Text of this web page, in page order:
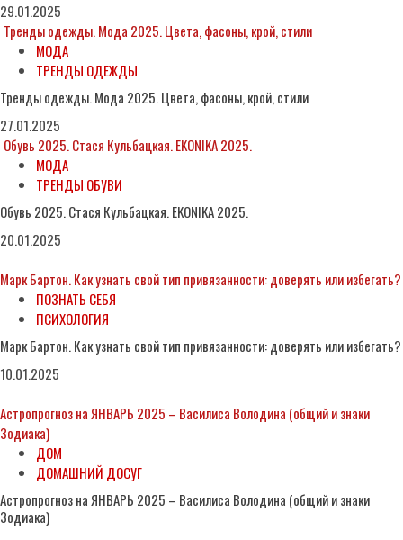
29.01.2025
Тренды одежды. Мода 2025. Цвета, фасоны, крой, стили
МОДА
ТРЕНДЫ ОДЕЖДЫ
Тренды одежды. Мода 2025. Цвета, фасоны, крой, стили
27.01.2025
Обувь 2025. Стася Кульбацкая. EKONIKA 2025.
МОДА
ТРЕНДЫ ОБУВИ
Обувь 2025. Стася Кульбацкая. EKONIKA 2025.
20.01.2025
Марк Бартон. Как узнать свой тип привязанности: доверять или избегать?
ПОЗНАТЬ СЕБЯ
ПСИХОЛОГИЯ
Марк Бартон. Как узнать свой тип привязанности: доверять или избегать?
10.01.2025
Астропрогноз на ЯНВАРЬ 2025 – Василиса Володина (общий и знаки
Зодиака)
ДОМ
ДОМАШНИЙ ДОСУГ
Астропрогноз на ЯНВАРЬ 2025 – Василиса Володина (общий и знаки
Зодиака)